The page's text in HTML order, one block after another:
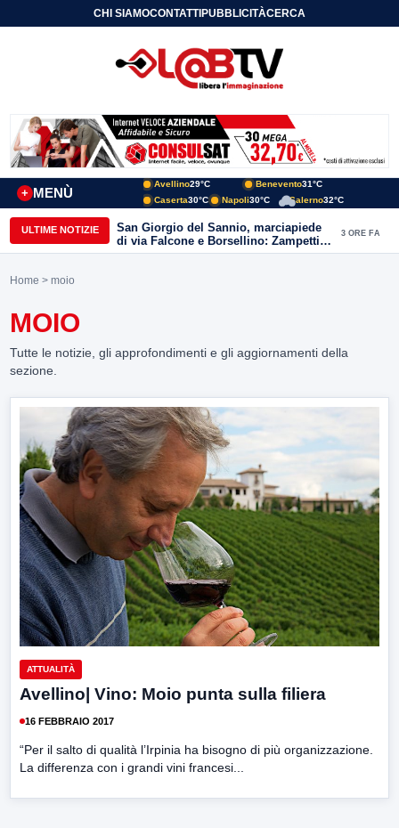
CHI SIAMOCONTATTIPUBBLICITÀCERCA
MENÙ
+
Avellino29°C Benevento31°C
Caserta30°C Napoli30°C Salerno32°C
ULTIME NOTIZIE
San Giorgio del Sannio, marciapiede
di via Falcone e Borsellino: Zampetti e
Lombardi replicano alle polemiche
3 ORE FA
Home > moio
MOIO
Tutte le notizie, gli approfondimenti e gli aggiornamenti della
sezione.
ATTUALITÀ
Avellino| Vino: Moio punta sulla filiera
16 FEBBRAIO 2017
“Per il salto di qualità l’Irpinia ha bisogno di più organizzazione.
La differenza con i grandi vini francesi...